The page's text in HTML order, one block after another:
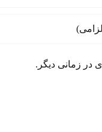
در زمانی دیگر.